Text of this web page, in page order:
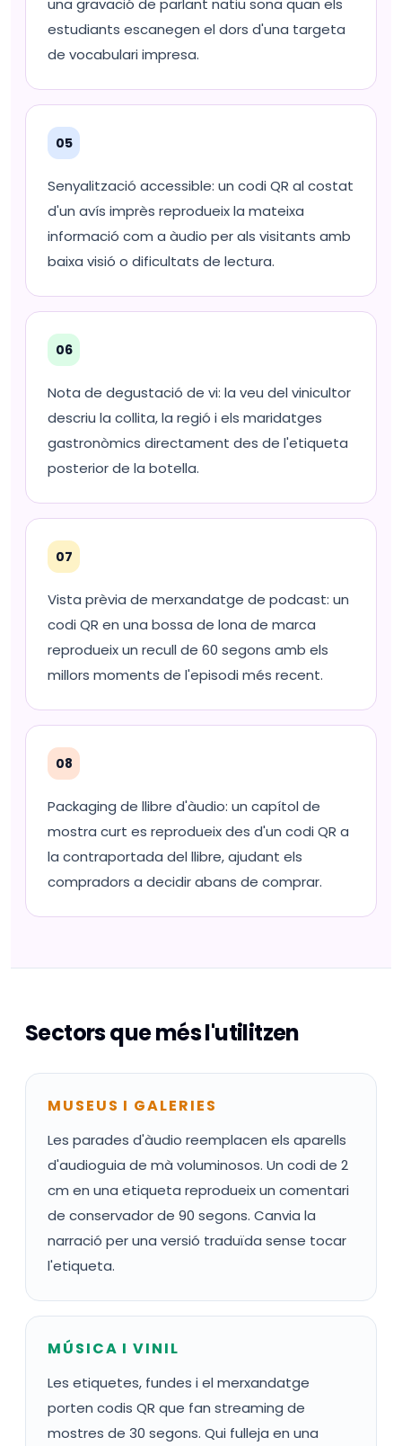
una gravació de parlant natiu sona quan els
estudiants escanegen el dors d'una targeta
de vocabulari impresa.
05
Senyalització accessible: un codi QR al costat
d'un avís imprès reprodueix la mateixa
informació com a àudio per als visitants amb
baixa visió o dificultats de lectura.
06
Nota de degustació de vi: la veu del vinicultor
descriu la collita, la regió i els maridatges
gastronòmics directament des de l'etiqueta
posterior de la botella.
07
Vista prèvia de merxandatge de podcast: un
codi QR en una bossa de lona de marca
reprodueix un recull de 60 segons amb els
millors moments de l'episodi més recent.
08
Packaging de llibre d'àudio: un capítol de
mostra curt es reprodueix des d'un codi QR a
la contraportada del llibre, ajudant els
compradors a decidir abans de comprar.
Sectors que més l'utilitzen
MUSEUS I GALERIES
Les parades d'àudio reemplacen els aparells
d'audioguia de mà voluminosos. Un codi de 2
cm en una etiqueta reprodueix un comentari
de conservador de 90 segons. Canvia la
narració per una versió traduïda sense tocar
l'etiqueta.
MÚSICA I VINIL
Les etiquetes, fundes i el merxandatge
porten codis QR que fan streaming de
mostres de 30 segons. Qui fulleja en una